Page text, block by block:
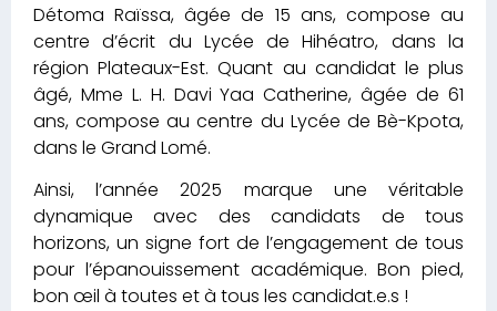
Détoma Raïssa, âgée de 15 ans, compose au
centre d’écrit du Lycée de Hihéatro, dans la
région Plateaux-Est. Quant au candidat le plus
âgé, Mme L. H. Davi Yaa Catherine, âgée de 61
ans, compose au centre du Lycée de Bè-Kpota,
dans le Grand Lomé.
Ainsi, l’année 2025 marque une véritable
dynamique avec des candidats de tous
horizons, un signe fort de l’engagement de tous
pour l’épanouissement académique. Bon pied,
bon œil à toutes et à tous les candidat.e.s !